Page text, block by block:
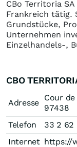
CBo Territoria
Frankreich tätig.
Grundstücke,
Unternehmen
Einzelhandels-,
CBO
Adresse
Cour
97438
Telefon
33 2 62
Internet https://